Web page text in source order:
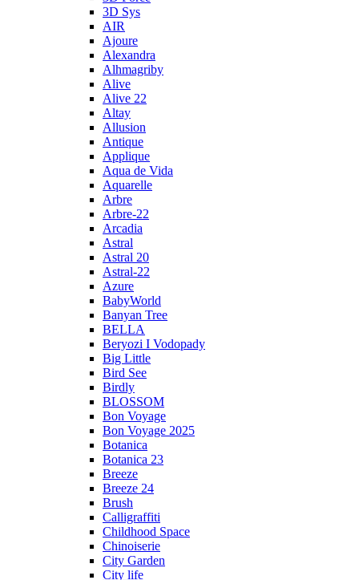
3D Sys
AIR
Ajoure
Alexandra
Alhmagriby
Alive
Alive 22
Altay
Allusion
Antique
Applique
Aqua de Vida
Aquarelle
Arbre
Arbre-22
Arcadia
Astral
Astral 20
Astral-22
Azure
BabyWorld
Banyan Tree
BELLA
Beryozi I Vodopady
Big Little
Bird See
Birdly
BLOSSOM
Bon Voyage
Bon Voyage 2025
Botanica
Botanica 23
Breeze
Breeze 24
Brush
Calligraffiti
Childhood Space
Chinoiserie
City Garden
City life